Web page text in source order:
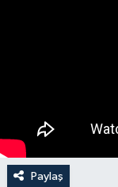
Paylaş